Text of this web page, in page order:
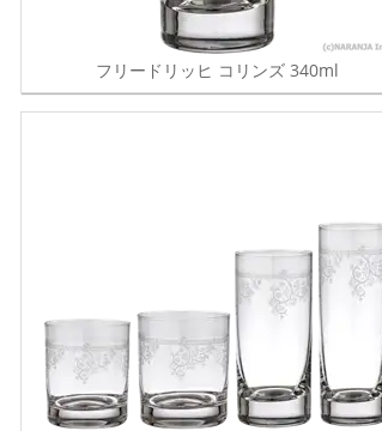
フリードリッヒ コリンズ 340ml